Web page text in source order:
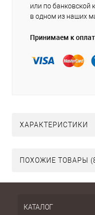
или по банковской
в одном из наших
Принимаем к
ХАРАКТЕРИСТИКИ
ПОХОЖИЕ ТОВАРЫ
КАТАЛОГ